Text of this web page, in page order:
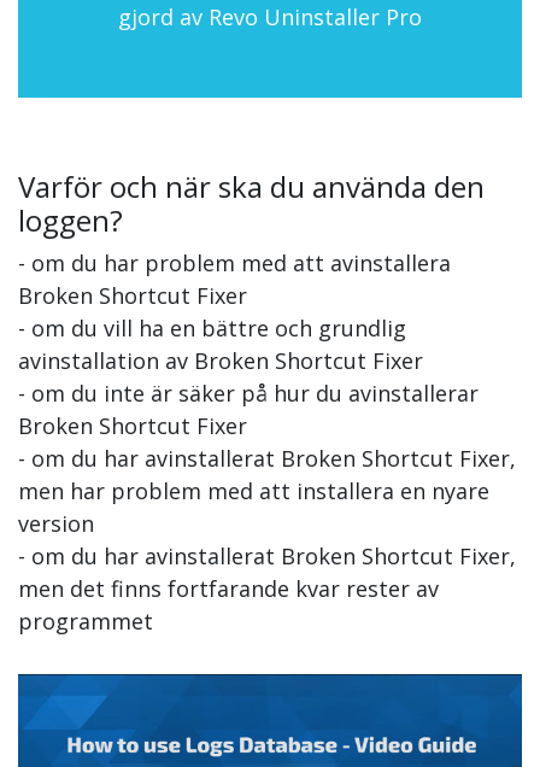
gjord av Revo Uninstaller Pro
Varför och när ska du använda den
loggen?
- om du har problem med att avinstallera
Broken Shortcut Fixer
- om du vill ha en bättre och grundlig
avinstallation av Broken Shortcut Fixer
- om du inte är säker på hur du avinstallerar
Broken Shortcut Fixer
- om du har avinstallerat Broken Shortcut Fixer,
men har problem med att installera en nyare
version
- om du har avinstallerat Broken Shortcut Fixer,
men det finns fortfarande kvar rester av
programmet